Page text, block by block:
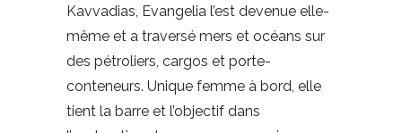
Kavvadias, Evangelia l’est devenue elle-
même et a traversé mers et océans sur
des pétroliers, cargos et porte-
conteneurs. Unique femme à bord, elle
tient la barre et l’objectif dans